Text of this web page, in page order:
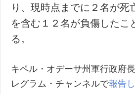
り、現時点までに２名が死
を含む１２名が負傷したこ
る。
キペル・オデーサ州軍行政府
レグラム・チャンネルで報告